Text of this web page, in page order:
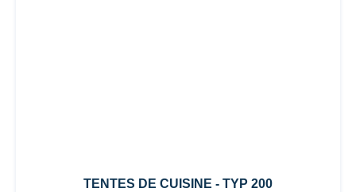
TENTES DE CUISINE - TYP 200